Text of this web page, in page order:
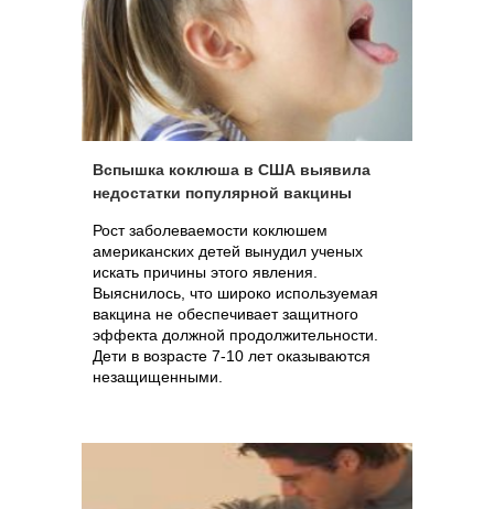
Вспышка коклюша в США выявила
недостатки популярной вакцины
Рост заболеваемости коклюшем
американских детей вынудил ученых
искать причины этого явления.
Выяснилось, что широко используемая
вакцина не обеспечивает защитного
эффекта должной продолжительности.
Дети в возрасте 7-10 лет оказываются
незащищенными.